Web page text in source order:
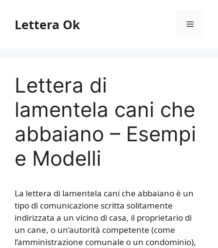
contenuto
Lettera Ok Menu
Lettera di
lamentela cani che
abbaiano – Esempi
e Modelli
La lettera di lamentela cani che abbaiano è un
tipo di comunicazione scritta solitamente
indirizzata a un vicino di casa, il proprietario di
un cane, o un’autorità competente (come
l’amministrazione comunale o un condominio),